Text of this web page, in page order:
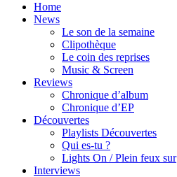
Home
News
Le son de la semaine
Clipothèque
Le coin des reprises
Music & Screen
Reviews
Chronique d’album
Chronique d’EP
Découvertes
Playlists Découvertes
Qui es-tu ?
Lights On / Plein feux sur
Interviews